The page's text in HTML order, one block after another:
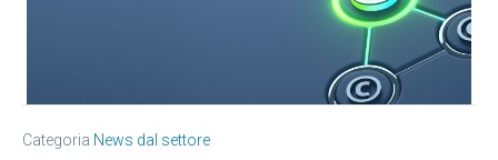
Categoria News dal settore